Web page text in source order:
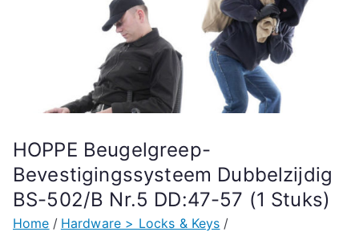
HOPPE Beugelgreep-
Bevestigingssysteem Dubbelzijdig
BS-502/B Nr.5 DD:47-57 (1 Stuks)
Home
Hardware > Locks & Keys